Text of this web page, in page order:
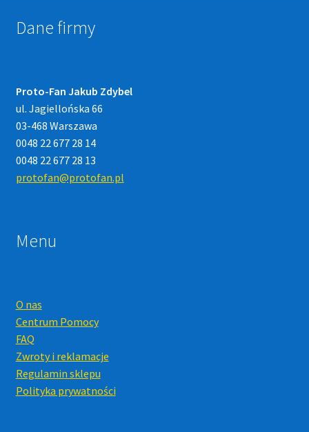
Dane firmy
Proto-Fan Jakub Zdybel
ul. Jagiellońska 66
03-468 Warszawa
0048 22 677 28 14
0048 22 677 28 13
protofan@protofan.pl
Menu
O nas
Centrum Pomocy
FAQ
Zwroty i reklamacje
Regulamin sklepu
Polityka prywatności